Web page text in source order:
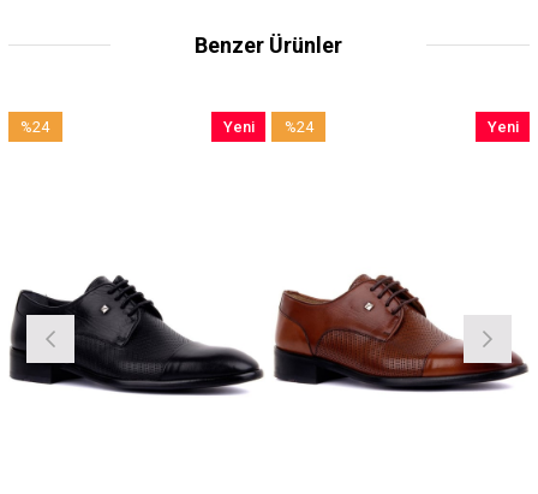
Benzer Ürünler
%24
Yeni
%24
Yeni